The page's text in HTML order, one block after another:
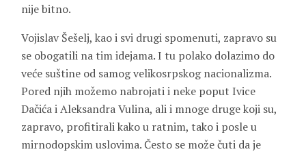
nije bitno.
Vojislav Šešelj, kao i svi drugi spomenuti, zapravo su
se obogatili na tim idejama. I tu polako dolazimo do
veće suštine od samog velikosrpskog nacionalizma.
Pored njih možemo nabrojati i neke poput Ivice
Dačića i Aleksandra Vulina, ali i mnoge druge koji su,
zapravo, profitirali kako u ratnim, tako i posle u
mirnodopskim uslovima. Često se može čuti da je